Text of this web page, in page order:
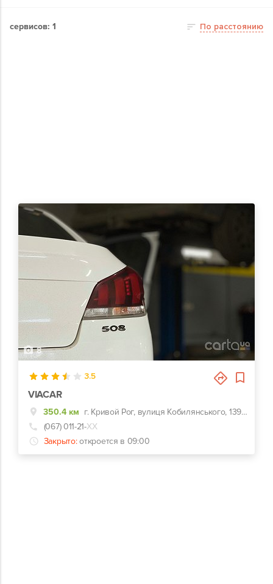
сервисов: 1 По расстоянию
8
3.5
VIACAR
350.4 км
г. Кривой Рог, вулиця Кобилянського, 139К, 139К
(067) 011-21-ХХ
Закрыто: откроется в 09:00